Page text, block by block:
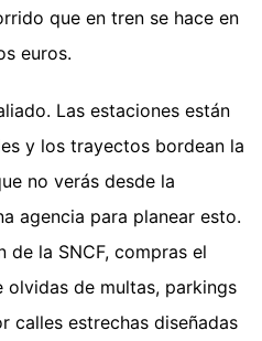
que en tren se hace en
euros.
Las estaciones están
y los trayectos bordean la
no verás desde la
agencia para planear esto.
de la SNCF, compras el
de multas, parkings
calles estrechas diseñadas